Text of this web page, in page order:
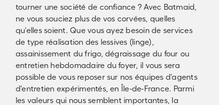
tourner une société de confiance ? Avec Batmaid,
ne vous souciez plus de vos corvées, quelles
qu'elles soient. Que vous ayez besoin de services
de type réalisation des lessives (linge),
assainissement du frigo, dégraissage du four ou
entretien hebdomadaire du foyer, il vous sera
possible de vous reposer sur nos équipes d'agents
d'entretien expérimentés, en Île-de-France. Parmi
les valeurs qui nous semblent importantes, la